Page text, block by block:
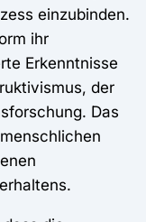
einzubinden.
ihr
Erkenntnisse
der
Das